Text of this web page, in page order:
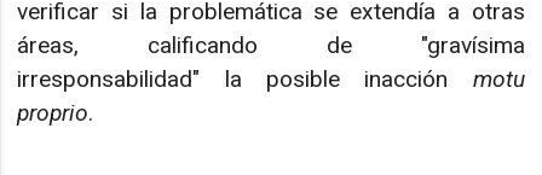
verificar si la problemática se extendía a otras
áreas, calificando de "gravísima
irresponsabilidad" la posible inacción motu
proprio.